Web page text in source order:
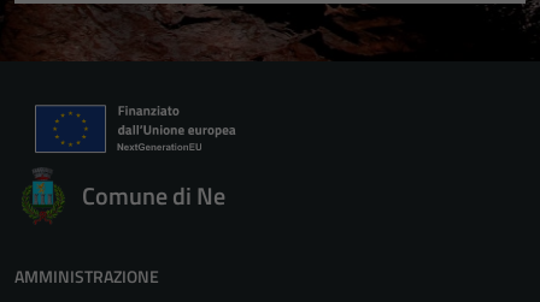
Comune di Ne
AMMINISTRAZIONE